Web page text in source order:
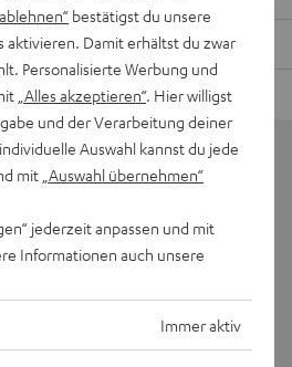
ablehnen“ bestätigst du unsere
Damit erhältst du zwar
Personalisierte Werbung und
„Alles akzeptieren“. Hier willigst
und der Verarbeitung deiner
Auswahl kannst du jede
mit „Auswahl übernehmen“
jederzeit anpassen und mit
Informationen auch unsere
Immer aktiv